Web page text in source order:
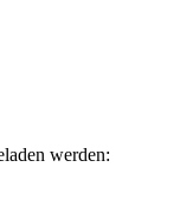
werden: